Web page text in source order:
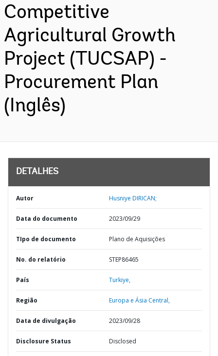
Competitive
Agricultural Growth
Project (TUCSAP) -
Procurement Plan
(Inglês)
DETALHES
Autor Husniye DIRICAN;
Data do documento 2023/09/29
TIpo de documento Plano de Aquisições
No. do relatório STEP86465
País Turkiye,
Região Europa e Ásia Central,
Data de divulgação 2023/09/28
Disclosure Status Disclosed